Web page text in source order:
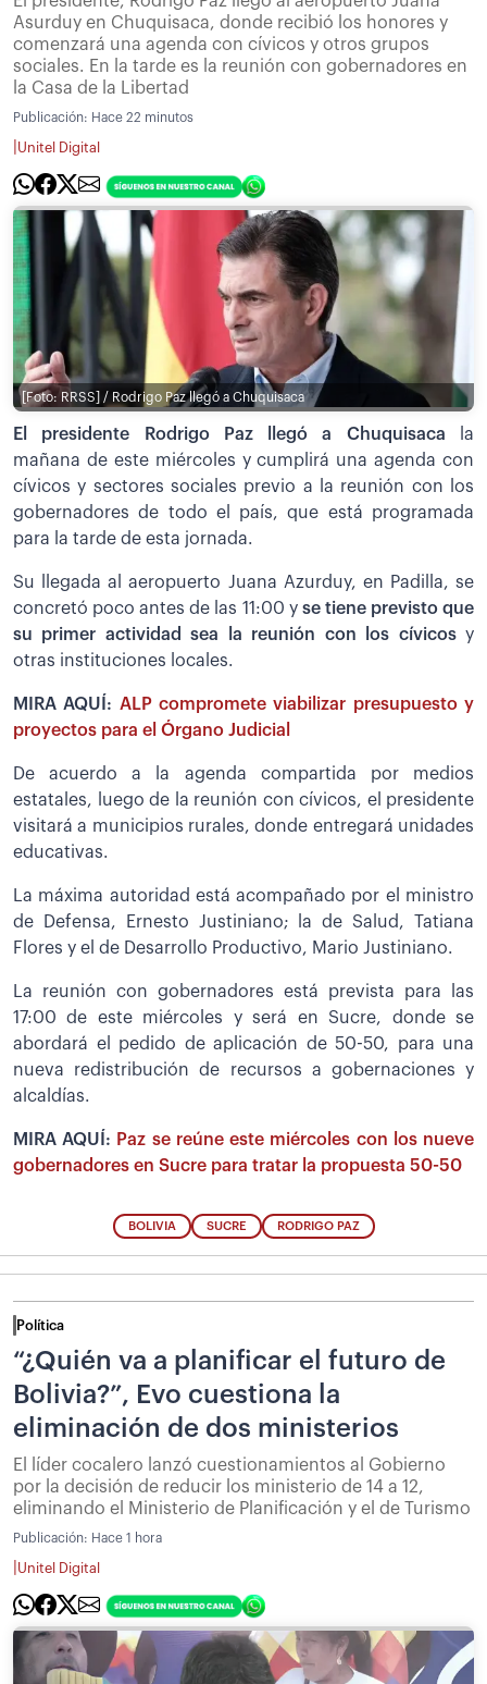
Asurduy en Chuquisaca, donde recibió los honores y
comenzará una agenda con cívicos y otros grupos
sociales. En la tarde es la reunión con gobernadores en
la Casa de la Libertad
Publicación: Hace 22 minutos
Unitel Digital
[Foto: RRSS] / Rodrigo Paz llegó a Chuquisaca
El presidente Rodrigo Paz llegó a Chuquisaca la
mañana de este miércoles y cumplirá una agenda con
cívicos y sectores sociales previo a la reunión con los
gobernadores de todo el país, que está programada
para la tarde de esta jornada.
Su llegada al aeropuerto Juana Azurduy, en Padilla, se
concretó poco antes de las 11:00 yse tiene previsto que
su primer actividad sea la reunión con los cívicos y
otras instituciones locales.
MIRA AQUÍ: ALP compromete viabilizar presupuesto y
proyectos para el Órgano Judicial
De acuerdo a la agenda compartida por medios
estatales, luego de la reunión con cívicos, el presidente
visitará a municipios rurales, donde entregará unidades
educativas.
La máxima autoridad está acompañado por el ministro
de Defensa, Ernesto Justiniano; la de Salud, Tatiana
Flores y el de Desarrollo Productivo, Mario Justiniano.
La reunión con gobernadores está prevista para las
17:00 de este miércoles y será en Sucre, donde se
abordará el pedido de aplicación de 50-50, para una
nueva redistribución de recursos a gobernaciones y
alcaldías.
MIRA AQUÍ: Paz se reúne este miércoles con los nueve
gobernadores en Sucre para tratar la propuesta 50-50
BOLIVIA SUCRE RODRIGO PAZ
Política
“¿Quién va a planificar el futuro de
Bolivia?”, Evo cuestiona la
eliminación de dos ministerios
El líder cocalero lanzó cuestionamientos al Gobierno
por la decisión de reducir los ministerio de 14 a 12,
eliminando el Ministerio de Planificación y el de Turismo
Publicación: Hace 1 hora
Unitel Digital